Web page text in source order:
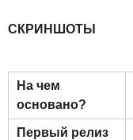
СКРИНШОТЫ
На чем
основано?
Первый релиз